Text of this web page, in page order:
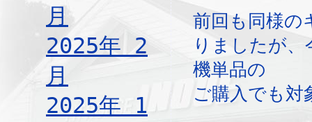
月
2025年 2
月
2025年 1
前回も同様の
りましたが、
機単品の
ご購入でも対